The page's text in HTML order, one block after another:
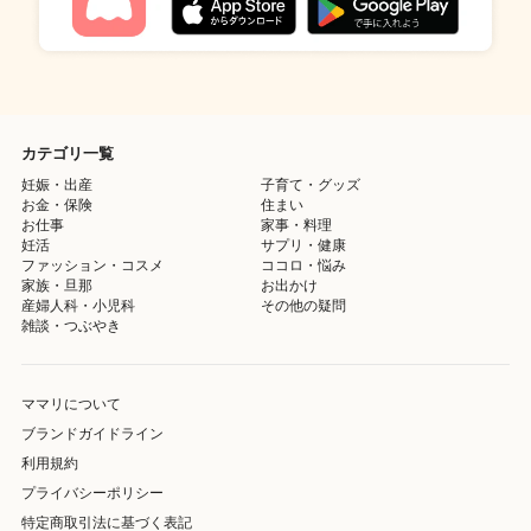
カテゴリ一覧
妊娠・出産
子育て・グッズ
お金・保険
住まい
お仕事
家事・料理
妊活
サプリ・健康
ファッション・コスメ
ココロ・悩み
家族・旦那
お出かけ
産婦人科・小児科
その他の疑問
雑談・つぶやき
ママリについて
ブランドガイドライン
利用規約
プライバシーポリシー
特定商取引法に基づく表記